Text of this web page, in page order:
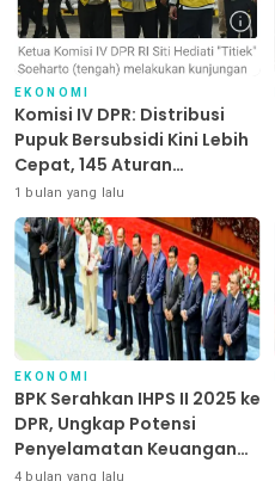
EKONOMI
Komisi IV DPR: Distribusi
Pupuk Bersubsidi Kini Lebih
Cepat, 145 Aturan
Dipangkas
1 bulan yang lalu
EKONOMI
BPK Serahkan IHPS II 2025 ke
DPR, Ungkap Potensi
Penyelamatan Keuangan
Negara Puluhan Triliun
4 bulan yang lalu